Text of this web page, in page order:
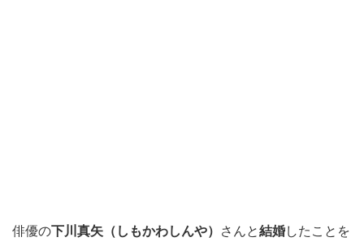
俳優の下川真矢（しもかわしんや） さんと結婚したことを